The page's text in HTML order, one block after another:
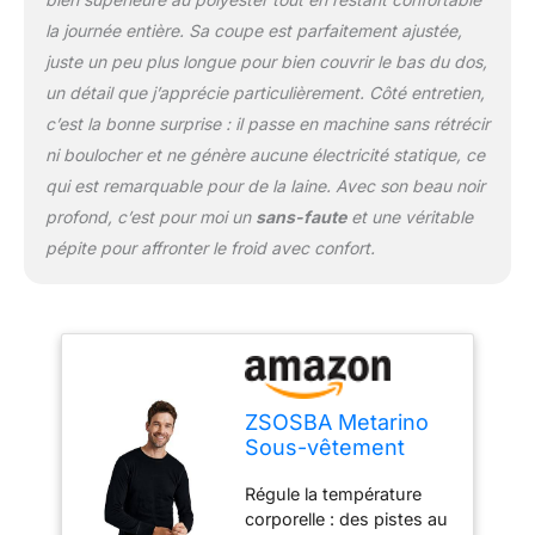
après un lavage, comme
de nos jours. Une
meilleure chemise
commence par la laine
mérinos : nous
apportons les avantages
mérinos aux vêtements
de tous les jours. La laine
base la plus légère jamais
: nous avons mis à jour
ce favori des fans de
laine mérinos avec de
couleur et un ajustement
amélioré pour améliorer
la journée entière. Sa coupe est parfaitement ajustée,
juste un peu plus longue pour bien couvrir le bas du dos,
un détail que j’apprécie particulièrement. Côté entretien,
c’est la bonne surprise : il passe en machine sans rétrécir
ni boulocher et ne génère aucune électricité statique, ce
qui est remarquable pour de la laine. Avec son beau noir
profond, c’est pour moi un sans-fauteet une véritable
pépite pour affronter le froid avec confort.
ZSOSBA Metarino
Sous-vêtement
manches longues
pour homme 100 %
Régule la température
corporelle : des pistes au